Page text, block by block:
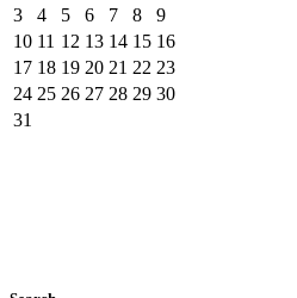
3
4 5 6 7 8
9
10 11 12 13 14 15 16
17 18 19 20 21 22 23
24 25 26 27 28 29 30
31